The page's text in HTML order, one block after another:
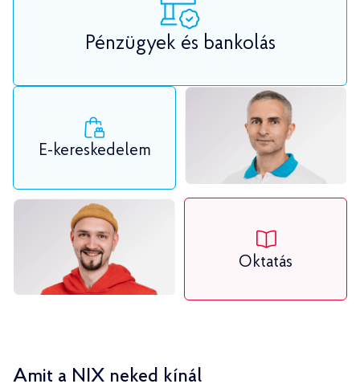
E-kereskedelem
Oktatás
Pénzügyek és bankolás
Amit a NIX neked kínál